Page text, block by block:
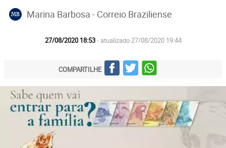
MB Marina Barbosa - Correio Braziliense
27/08/2020 18:53- atualizado 27/08/2020 19:44
COMPARTILHE